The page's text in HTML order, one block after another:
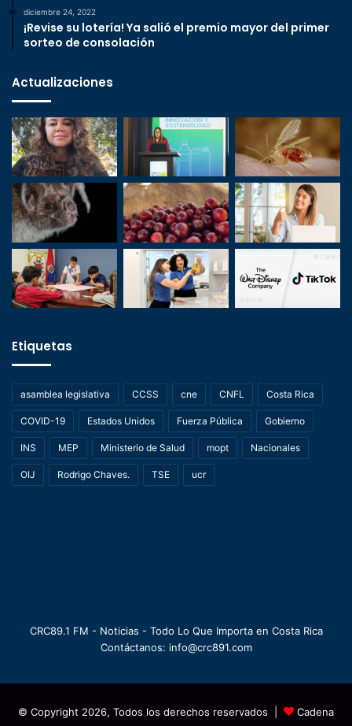
diciembre 24, 2022
¡Revise su lotería! Ya salió el premio mayor del primer
sorteo de consolación
Actualizaciones
Etiquetas
asamblea legislativa CCSS cne CNFL Costa Rica
COVID-19 Estados Unidos Fuerza Pública Gobierno
INS MEP Ministerio de Salud mopt Nacionales
OIJ Rodrigo Chaves. TSE ucr
CRC89.1 FM - Noticias - Todo Lo Que Importa en Costa Rica
Contáctanos: info@crc891.com
© Copyright 2026, Todos los derechos reservados | Cadena